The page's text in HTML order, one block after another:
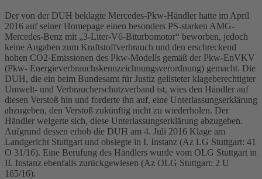
Der von der DUH beklagte Mercedes-Pkw-Händler hatte im April
2016 auf seiner Homepage einen besonders PS-starken AMG-
Mercedes-Benz mit „3-Liter-V6-Biturbomotor“ beworben, jedoch
keine Angaben zum Kraftstoffverbrauch und den erschreckend
hohen CO2-Emissionen des Pkw-Modells gemäß der Pkw-EnVKV
(Pkw- Energieverbrauchskennzeichnungsverordnung) gemacht. Die
DUH, die ein beim Bundesamt für Justiz gelisteter klageberechtigter
Umwelt- und Verbraucherschutzverband ist, wies den Händler auf
diesen Verstoß hin und forderte ihn auf, eine Unterlassungserklärung
abzugeben, den Verstoß zukünftig nicht zu wiederholen. Der
Händler weigerte sich, diese Unterlassungserklärung abzugeben.
Aufgrund dessen erhob die DUH am 4. Juli 2016 Klage am
Landgericht Stuttgart und obsiegte in I. Instanz (Az LG Stuttgart: 41
O 31/16). Eine Berufung des Händlers wurde vom OLG Stuttgart in
II. Instanz ebenfalls zurückgewiesen (Az OLG Stuttgart: 2 U
165/16).